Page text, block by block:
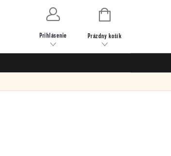
Prihlásenie
NÁKUPNÝ
Prázdny košík